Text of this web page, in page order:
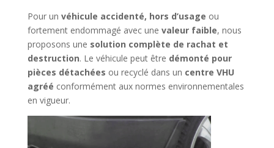
Pour un véhicule accidenté, hors d’usage ou
fortement endommagé avec une valeur faible, nous
proposons une solution complète de rachat et
destruction. Le véhicule peut être démonté pour
pièces détachées ou recyclé dans un centre VHU
agréé conformément aux normes environnementales
en vigueur.